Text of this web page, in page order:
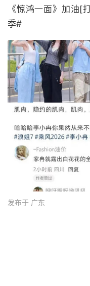
《惊鸿一面》加油
季# ​
发布于 广东